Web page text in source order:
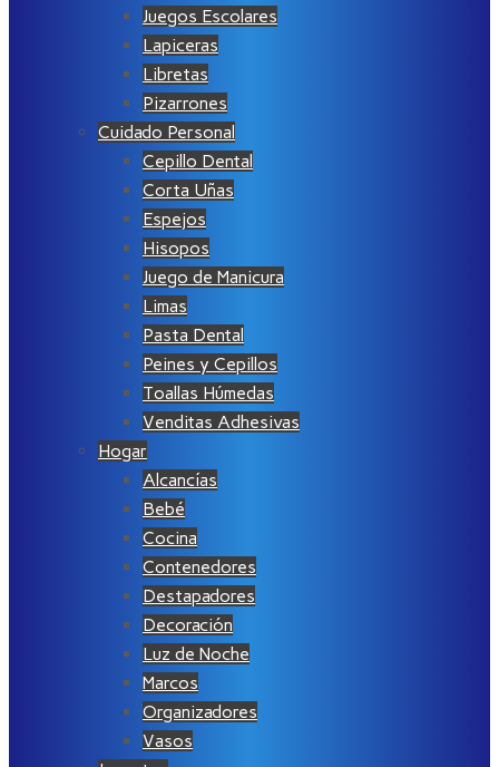
Juegos Escolares
Lapiceras
Libretas
Pizarrones
Cuidado Personal
Cepillo Dental
Corta Uñas
Espejos
Hisopos
Juego de Manicura
Limas
Pasta Dental
Peines y Cepillos
Toallas Húmedas
Venditas Adhesivas
Hogar
Alcancías
Bebé
Cocina
Contenedores
Destapadores
Decoración
Luz de Noche
Marcos
Organizadores
Vasos